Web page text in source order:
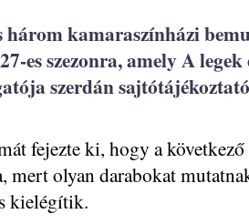
három kamaraszínházi
es szezonra, amely A
szerdán
fejezte ki, hogy a
mert olyan darabokat
kielégítik.